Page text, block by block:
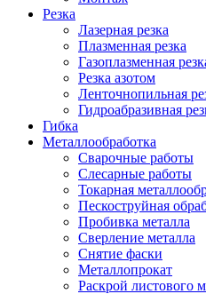
Резка
Лазерная резка
Плазменная резка
Газоплазменная
Резка азотом
Ленточнопильная
Гидроабразивная
Гибка
Металлообработка
Сварочные работы
Слесарные работы
Токарная
Пескоструйная
Пробивка металла
Сверление металла
Снятие фаски
Металлопрокат
Раскрой листового